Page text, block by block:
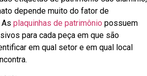
depende muito do fator de
plaquinhas de patrimônio possuem
para cada peça em que são
em qual setor e em qual local